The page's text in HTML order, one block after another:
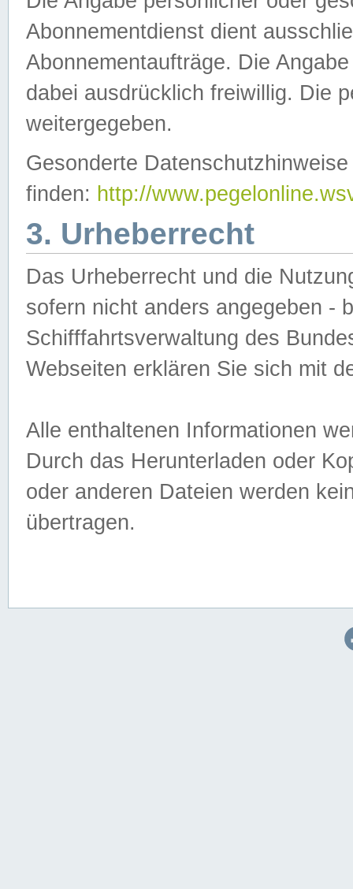
Abonnementdienst dient
Abonnementaufträge. Die
dabei ausdrücklich freiwillig. Die
weitergegeben.
Gesonderte
finden: http://
3. Urheberrecht
Das Urheberrecht und die
sofern nicht anders angegeben -
Schifffahrtsverwaltung des
Webseiten erklären Sie sich mit
Alle enthaltenen Informationen
Durch das Herunterladen oder
oder anderen Dateien werden
übertragen.